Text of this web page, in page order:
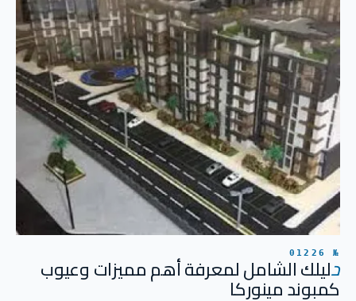
№ 01226
دليلك الشامل لمعرفة أهم مميزات وعيوب
كمبوند مينوركا